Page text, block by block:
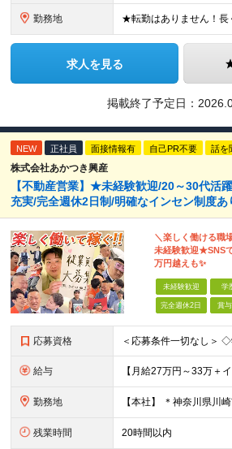
勤務地
求人を見る
掲載終了予定日：
NEW 正社員 面接情報有 自己PR不要 話を
株式会社あかつき興産
【不動産営業】★未経験歓迎/20～30代活
充実/完全週休2日制/明確なインセン制度あ
＼楽しく働ける職
未経験歓迎★SNS
万円越えも✨
未経験歓迎 学
完全週休2日 賞
応募資格
給与
勤務地
残業時間 20時間以内